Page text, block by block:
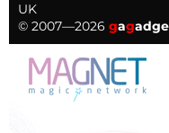
UK
© 2007—2026 gag